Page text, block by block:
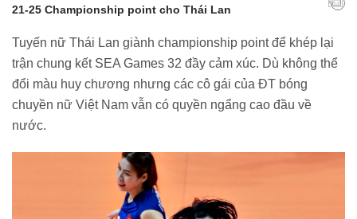
21-25 Championship point cho Thái Lan
Tuyến nữ Thái Lan giành championship point để khép lại
trận chung kết SEA Games 32 đầy cảm xúc. Dù không thể
đổi màu huy chương nhưng các cô gái của ĐT bóng
chuyền nữ Việt Nam vẫn có quyền ngẩng cao đầu về
nước.